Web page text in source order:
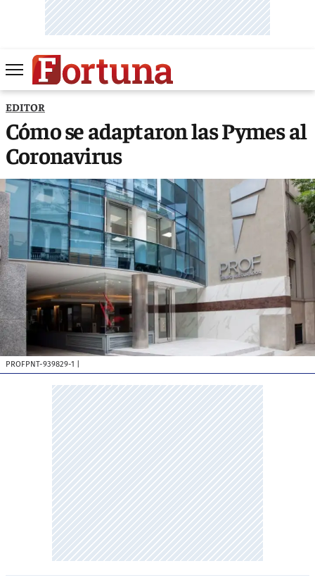
EDITOR
Cómo se adaptaron las Pymes al
Coronavirus
PROFPNT-939829-1